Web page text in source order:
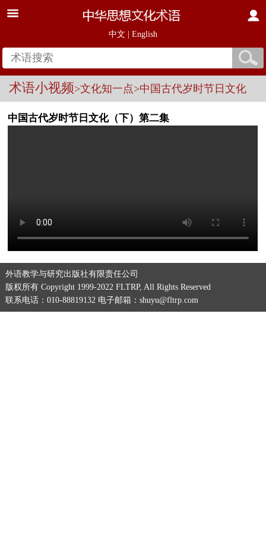
中文 English
术语小视频>文化知一点>中国古代岁时节日文化
中国古代岁时节日文化（下）第二集
外语教学与研究出版社有限责任公司
版权所有 Copyright 1999-2022 FLTRP, All Rights Reserved
联系电话：010-88819132 电子邮箱：shuyu@fltrp.com